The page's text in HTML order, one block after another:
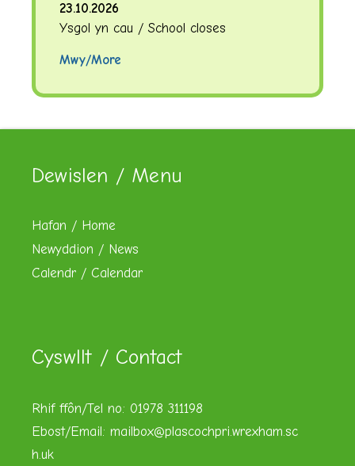
23.10.2026
Ysgol yn cau / School closes
Mwy/More
Dewislen / Menu
Hafan / Home
Newyddion / News
Calendr / Calendar
Cyswllt / Contact
Rhif ffôn/Tel no: 01978 311198
Ebost/Email: mailbox@plascochpri.wrexham.sc
h.uk